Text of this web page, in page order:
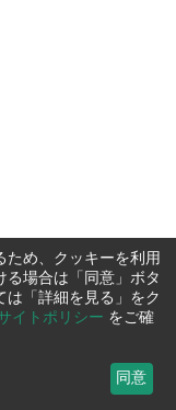
ため、クッキーを利用
る場合は「同意」ボタ
は「詳細を見る」をク
イトポリシー をご確
同意